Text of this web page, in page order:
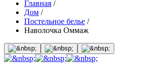
Главная /
Дом /
Постельное белье /
Наволочка Оммаж